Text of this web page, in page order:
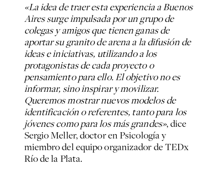
«La idea de traer esta experiencia a Buenos
Aires surge impulsada por un grupo de
colegas y amigos que tienen ganas de
aportar su granito de arena a la difusión de
ideas e iniciativas, utilizando a los
protagonistas de cada proyecto o
pensamiento para ello. El objetivo no es
informar, sino inspirar y movilizar.
Queremos mostrar nuevos modelos de
identificación o referentes, tanto para los
jóvenes como para los más grandes», dice
Sergio Meller, doctor en Psicología y
miembro del equipo organizador de TEDx
Río de la Plata.